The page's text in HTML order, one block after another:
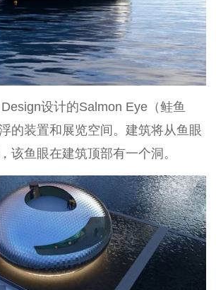
设计的Salmon Eye（鲑鱼
的装置和展览空间。建筑将从鱼眼
该鱼眼在建筑顶部有一个洞。